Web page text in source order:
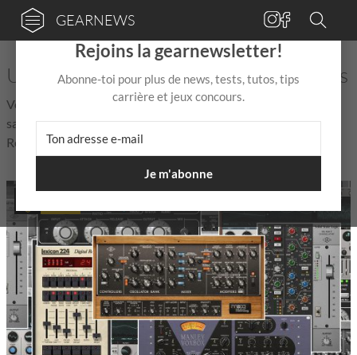
GEARNEWS
Universal Audio - Actualités et rumeurs
Vous cherchez des actualités, rumeurs et tout ce qu'il faut
savoir sur Universal Audio ? Vous êtes au bon endroit !
Retrouvez ici toutes les nouvelles – toujours à jour !
×
Rejoins la gearnewsletter!
Abonne-toi pour plus de news, tests, tutos, tips
carrière et jeux concours.
Je m'abonne